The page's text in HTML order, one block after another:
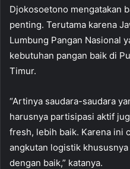
Djokosoetono mengatakan
penting. Terutama karena
Lumbung Pangan Nasional
kebutuhan pangan baik di
Timur.
“Artinya saudara-saudara
harusnya partisipasi aktif
fresh, lebih baik. Karena ini
angkutan logistik
dengan baik,” katanya.